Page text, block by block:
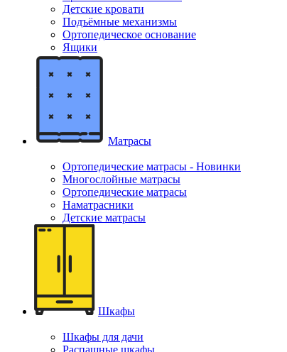
Детские кровати
Подъёмные механизмы
Ортопедическое основание
Ящики
Матрасы
Ортопедические матрасы - Новинки
Многослойные матрасы
Ортопедические матрасы
Наматрасники
Детские матрасы
Шкафы
Шкафы для дачи
Распашные шкафы